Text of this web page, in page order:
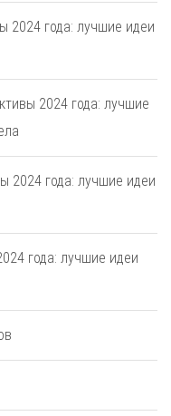
2024 года: лучшие идеи
2024 года: лучшие
2024 года: лучшие идеи
года: лучшие идеи